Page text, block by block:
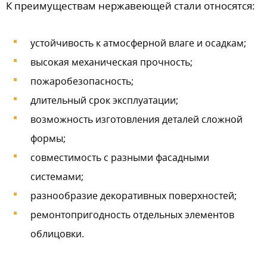
К преимуществам нержавеющей стали относятся:
устойчивость к атмосферной влаге и осадкам;
высокая механическая прочность;
пожаробезопасность;
длительный срок эксплуатации;
возможность изготовления деталей сложной
формы;
совместимость с разными фасадными
системами;
разнообразие декоративных поверхностей;
ремонтопригодность отдельных элементов
облицовки.